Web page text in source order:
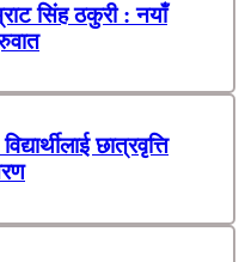
सिंह ठकुरी : नयाँ
छात्रवृत्ति